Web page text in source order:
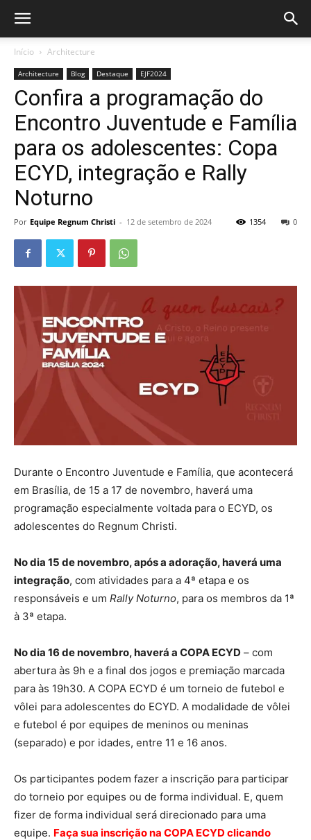
Início Architecture
Architecture Blog Destaque EJF2024
Confira a programação do
Encontro Juventude e Família
para os adolescentes: Copa
ECYD, integração e Rally
Noturno
Por Equipe Regnum Christi - 12 de setembro de 2024 0
1354
Durante o Encontro Juventude e Família, que acontecerá
em Brasília, de 15 a 17 de novembro, haverá uma
programação especialmente voltada para o ECYD, os
adolescentes do Regnum Christi.
No dia 15 de novembro, após a adoração, haverá uma
integração, com atividades para a 4ª etapa e os
responsáveis e um Rally Noturno, para os membros da 1ª
à 3ª etapa.
No dia 16 de novembro, haverá a COPA ECYD – com
abertura às 9h e a final dos jogos e premiação marcada
para às 19h30. A COPA ECYD é um torneio de futebol e
vôlei para adolescentes do ECYD. A modalidade de vôlei
e futebol é por equipes de meninos ou meninas
(separado) e por idades, entre 11 e 16 anos.
Os participantes podem fazer a inscrição para participar
do torneio por equipes ou de forma individual. E, quem
fizer de forma individual será direcionado para uma
equipe. Faça sua inscrição na COPA ECYD clicando